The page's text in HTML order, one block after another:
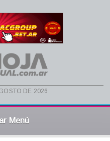
de 2026
Menú